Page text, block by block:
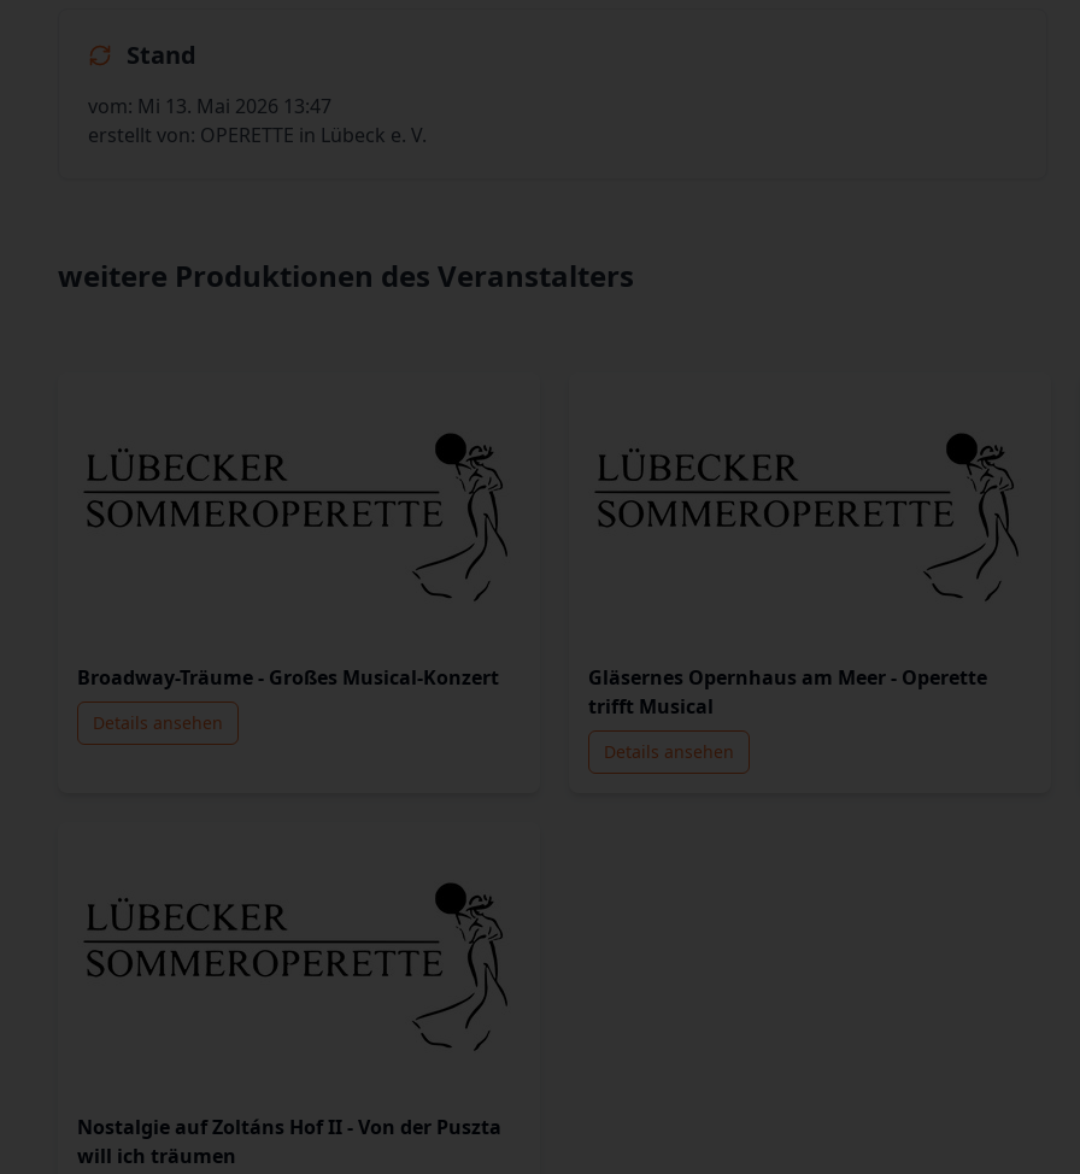
Stand
vom: Mi 13. Mai 2026 13:47
erstellt von: OPERETTE in Lübeck e. V.
weitere Produktionen des Veranstalters
Broadway-Träume - Großes Musical-Konzert
Details ansehen
Gläsernes Opernhaus am Meer - Operette
trifft Musical
Details ansehen
Nostalgie auf Zoltáns Hof II - Von der Puszta
will ich träumen